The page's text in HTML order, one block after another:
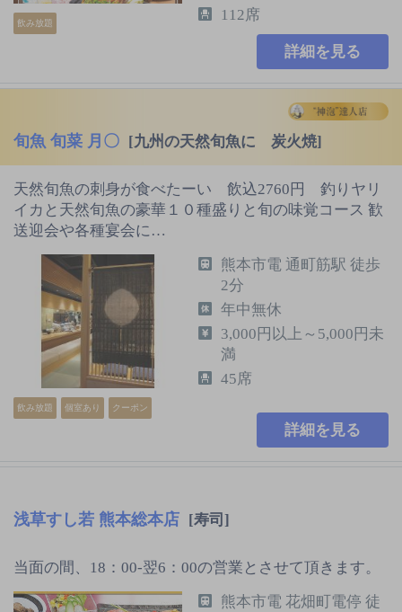
飲み放題 112席
詳細を見る
旬魚 旬菜 月〇 [九州の天然旬魚に 炭火焼]
天然旬魚の刺身が食べたーい 飲込2760円 釣りヤリ
イカと天然旬魚の豪華１０種盛りと旬の味覚コース 歓
送迎会や各種宴会に…
飲み放題 個室あり クーポン
熊本市電 通町筋駅 徒歩
2分
年中無休
3,000円以上～5,000円未
満
45席
詳細を見る
浅草すし若 熊本総本店 [寿司]
当面の間、18：00-翌6：00の営業とさせて頂きます。
熊本市電 花畑町電停 徒